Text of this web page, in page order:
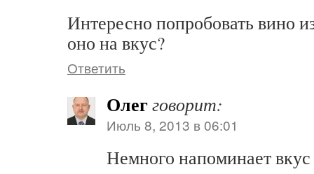
Интересно попробовать вино
оно на вкус?
Ответить
Олегговорит:
Июль 8, 2013 в 06:01
Немного напоминает